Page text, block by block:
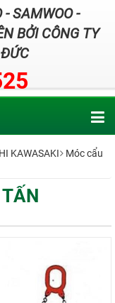
- SAMWOO -
BỞI CÔNG TY
KAWASAKI
Móc cẩu